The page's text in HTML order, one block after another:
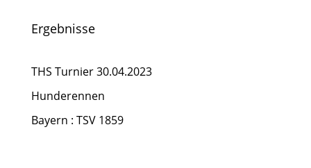
Ergebnisse
THS Turnier 30.04.2023
Hunderennen
Bayern : TSV 1859